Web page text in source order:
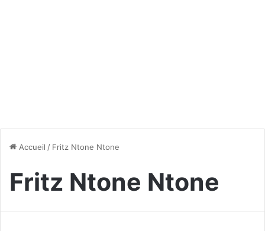
Accueil / Fritz Ntone Ntone
Fritz Ntone Ntone